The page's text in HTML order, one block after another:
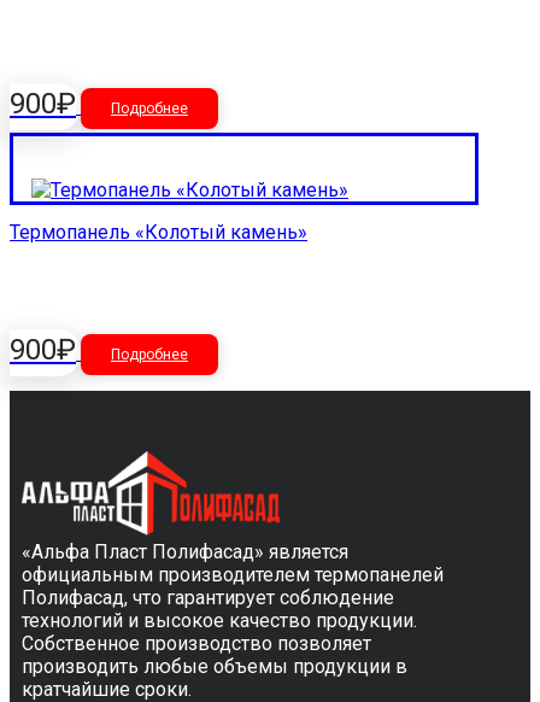
900₽ Подробнее
Термопанель «Колотый камень»
900₽ Подробнее
«Альфа Пласт Полифасад» является
официальным производителем термопанелей
Полифасад, что гарантирует соблюдение
технологий и высокое качество продукции.
Собственное производство позволяет
производить любые объемы продукции в
кратчайшие сроки.